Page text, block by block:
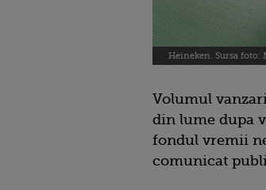
Heineken. Sursa foto:
Volumul
din lume dupa
fondul vremii
comunicat